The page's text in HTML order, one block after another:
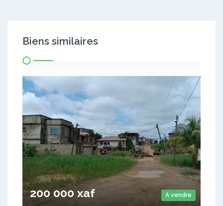
Biens similaires
A vendre
200 000 xaf